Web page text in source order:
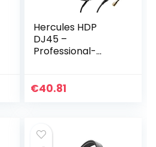
Hercules HDP
DJ45 –
Professional-
€40.81